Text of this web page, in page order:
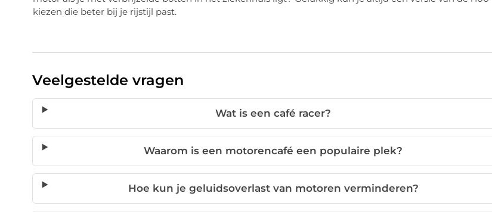
kiezen die beter bij je rijstijl past.
Veelgestelde vragen
Wat is een café racer?
Waarom is een motorencafé een populaire plek?
Hoe kun je geluidsoverlast van motoren verminderen?